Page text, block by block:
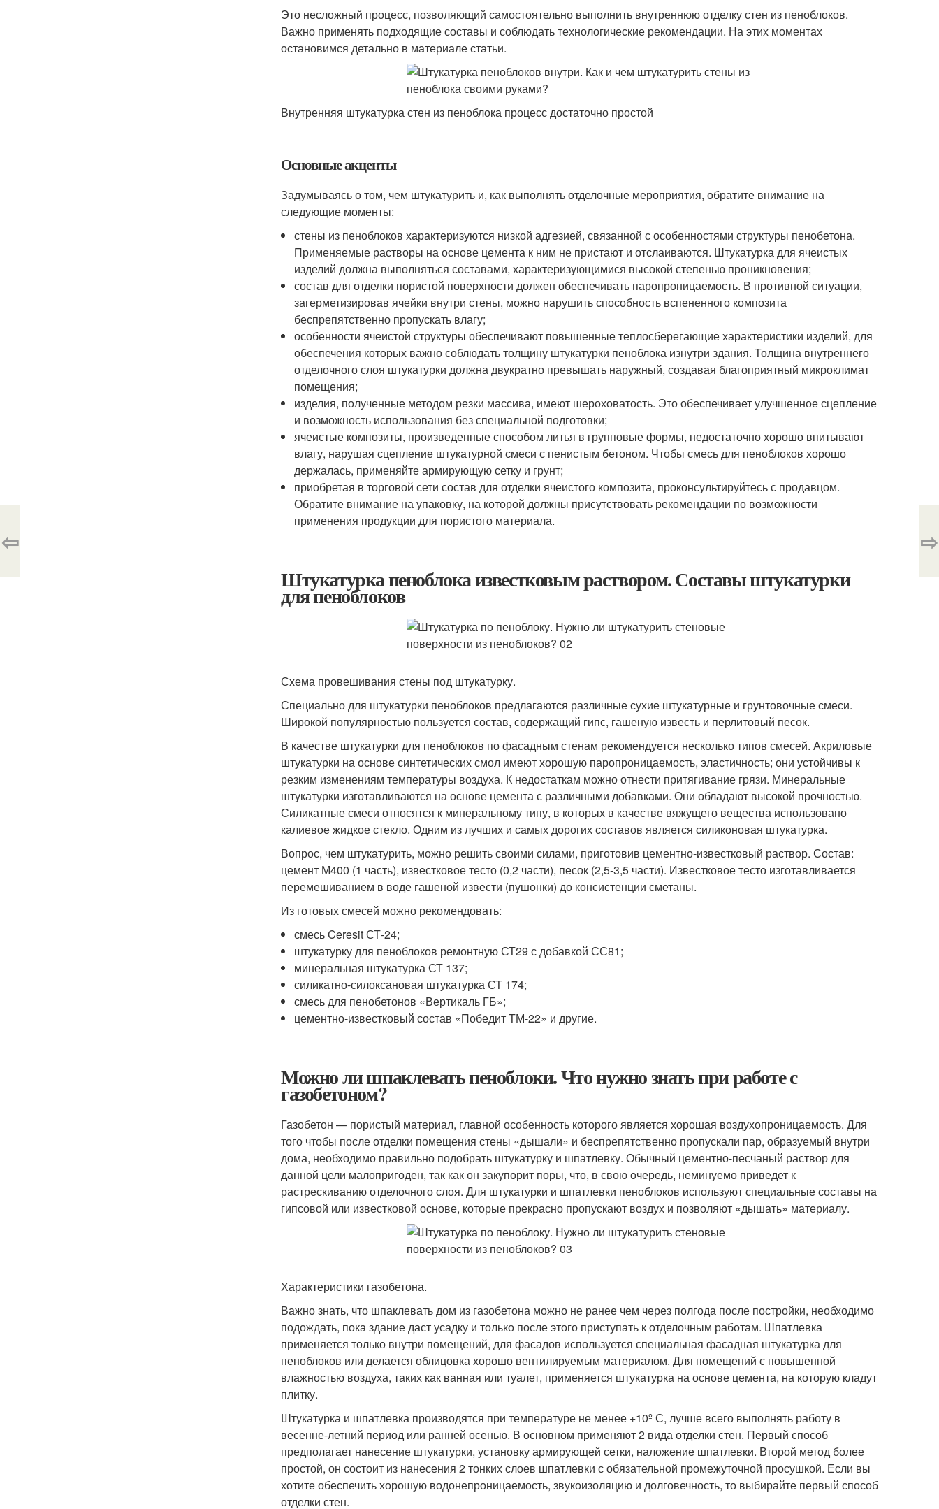
Это несложный процесс, позволяющий самостоятельно выполнить внутреннюю отделку стен из пеноблоков.
Важно применять подходящие составы и соблюдать технологические рекомендации. На этих моментах
остановимся детально в материале статьи.
Внутренняя штукатурка стен из пеноблока процесс достаточно простой
Основные акценты
Задумываясь о том, чем штукатурить и, как выполнять отделочные мероприятия, обратите внимание на
следующие моменты:
стены из пеноблоков характеризуются низкой адгезией, связанной с особенностями структуры пенобетона.
Применяемые растворы на основе цемента к ним не пристают и отслаиваются. Штукатурка для ячеистых
изделий должна выполняться составами, характеризующимися высокой степенью проникновения;
состав для отделки пористой поверхности должен обеспечивать паропроницаемость. В противной ситуации,
загерметизировав ячейки внутри стены, можно нарушить способность вспененного композита
беспрепятственно пропускать влагу;
особенности ячеистой структуры обеспечивают повышенные теплосберегающие характеристики изделий, для
обеспечения которых важно соблюдать толщину штукатурки пеноблока изнутри здания. Толщина внутреннего
отделочного слоя штукатурки должна двукратно превышать наружный, создавая благоприятный микроклимат
помещения;
изделия, полученные методом резки массива, имеют шероховатость. Это обеспечивает улучшенное сцепление
и возможность использования без специальной подготовки;
ячеистые композиты, произведенные способом литья в групповые формы, недостаточно хорошо впитывают
влагу, нарушая сцепление штукатурной смеси с пенистым бетоном. Чтобы смесь для пеноблоков хорошо
держалась, применяйте армирующую сетку и грунт;
приобретая в торговой сети состав для отделки ячеистого композита, проконсультируйтесь с продавцом.
Обратите внимание на упаковку, на которой должны присутствовать рекомендации по возможности
применения продукции для пористого материала.
Штукатурка пеноблока известковым раствором. Составы штукатурки
для пеноблоков
Схема провешивания стены под штукатурку.
Специально для штукатурки пеноблоков предлагаются различные сухие штукатурные и грунтовочные смеси.
Широкой популярностью пользуется состав, содержащий гипс, гашеную известь и перлитовый песок.
В качестве штукатурки для пеноблоков по фасадным стенам рекомендуется несколько типов смесей. Акриловые
штукатурки на основе синтетических смол имеют хорошую паропроницаемость, эластичность; они устойчивы к
резким изменениям температуры воздуха. К недостаткам можно отнести притягивание грязи. Минеральные
штукатурки изготавливаются на основе цемента с различными добавками. Они обладают высокой прочностью.
Силикатные смеси относятся к минеральному типу, в которых в качестве вяжущего вещества использовано
калиевое жидкое стекло. Одним из лучших и самых дорогих составов является силиконовая штукатурка.
Вопрос, чем штукатурить, можно решить своими силами, приготовив цементно-известковый раствор. Состав:
цемент М400 (1 часть), известковое тесто (0,2 части), песок (2,5-3,5 части). Известковое тесто изготавливается
перемешиванием в воде гашеной извести (пушонки) до консистенции сметаны.
Из готовых смесей можно рекомендовать:
смесь Ceresit СТ-24;
штукатурку для пеноблоков ремонтную СТ29 с добавкой СС81;
минеральная штукатурка СТ 137;
силикатно-силоксановая штукатурка СТ 174;
смесь для пенобетонов «Вертикаль ГБ»;
цементно-известковый состав «Победит ТМ-22» и другие.
Можно ли шпаклевать пеноблоки. Что нужно знать при работе с
газобетоном?
Газобетон — пористый материал, главной особенность которого является хорошая воздухопроницаемость. Для
того чтобы после отделки помещения стены «дышали» и беспрепятственно пропускали пар, образуемый внутри
дома, необходимо правильно подобрать штукатурку и шпатлевку. Обычный цементно-песчаный раствор для
данной цели малопригоден, так как он закупорит поры, что, в свою очередь, неминуемо приведет к
растрескиванию отделочного слоя. Для штукатурки и шпатлевки пеноблоков используют специальные составы на
гипсовой или известковой основе, которые прекрасно пропускают воздух и позволяют «дышать» материалу.
Характеристики газобетона.
Важно знать, что шпаклевать дом из газобетона можно не ранее чем через полгода после постройки, необходимо
подождать, пока здание даст усадку и только после этого приступать к отделочным работам. Шпатлевка
применяется только внутри помещений, для фасадов используется специальная фасадная штукатурка для
пеноблоков или делается облицовка хорошо вентилируемым материалом. Для помещений с повышенной
влажностью воздуха, таких как ванная или туалет, применяется штукатурка на основе цемента, на которую кладут
плитку.
Штукатурка и шпатлевка производятся при температуре не менее +10º С, лучше всего выполнять работу в
весенне-летний период или ранней осенью. В основном применяют 2 вида отделки стен. Первый способ
предполагает нанесение штукатурки, установку армирующей сетки, наложение шпатлевки. Второй метод более
простой, он состоит из нанесения 2 тонких слоев шпатлевки с обязательной промежуточной просушкой. Если вы
хотите обеспечить хорошую водонепроницаемость, звукоизоляцию и долговечность, то выбирайте первый способ
отделки стен.
⇦ ⇨